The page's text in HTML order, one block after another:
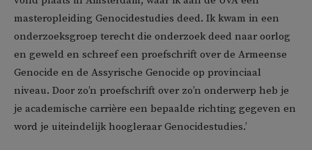
masteropleiding Genocidestudies deed. Ik kwam in een
onderzoeksgroep terecht die onderzoek deed naar oorlog
en geweld en schreef een proefschrift over de Armeense
Genocide en de Assyrische Genocide op provinciaal
niveau. Door zo’n proefschrift over zo’n onderwerp heb je
je academische carrière een bepaalde richting gegeven en
word je uiteindelijk hoogleraar Genocidestudies.’